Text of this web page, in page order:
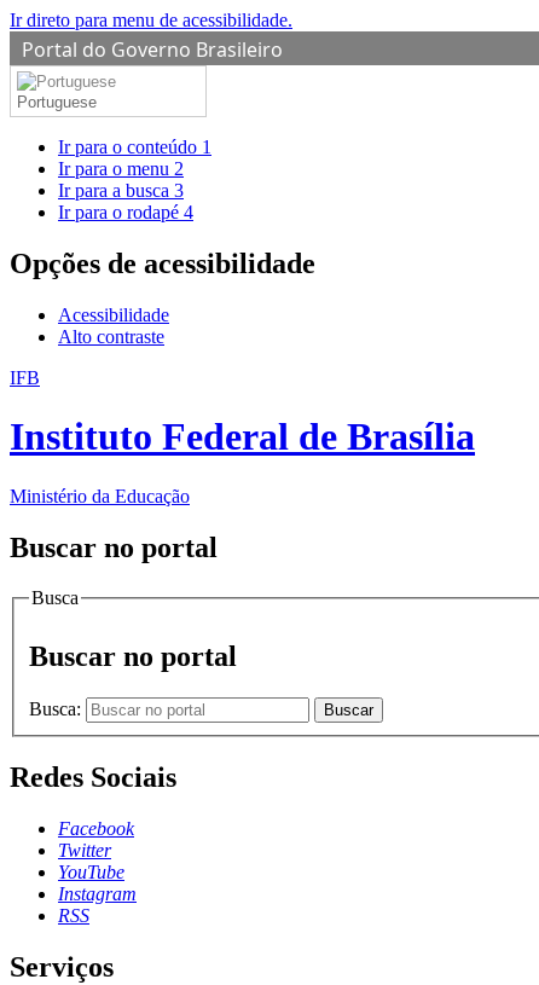
Ir direto para menu de acessibilidade.
Portal do Governo Brasileiro
Portuguese
Ir para o conteúdo 1
Ir para o menu 2
Ir para a busca 3
Ir para o rodapé 4
Opções de acessibilidade
Acessibilidade
Alto contraste
IFB
Instituto Federal de Brasília
Ministério da Educação
Buscar no portal
Busca
Buscar no portal
Busca: Buscar
Redes Sociais
Facebook
Twitter
YouTube
Instagram
RSS
Serviços